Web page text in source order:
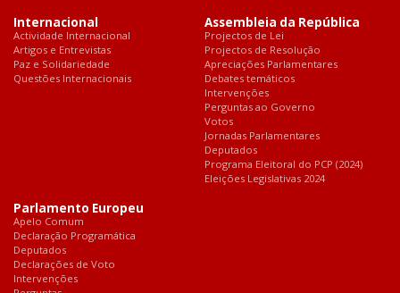
Internacional
Actividade Internacional
Artigos e Entrevistas
Paz e Solidariedade
Questões Internacionais
Assembleia da República
Projectos de Lei
Projectos de Resolução
Apreciações Parlamentares
Debates temáticos
Intervenções
Perguntas ao Governo
Votos
Jornadas Parlamentares
Deputados
Programa Eleitoral do PCP (2024)
Eleições Legislativas 2024
Parlamento Europeu
Apelo Comum
Declaração Programática
Deputados
Declarações de Voto
Intervenções